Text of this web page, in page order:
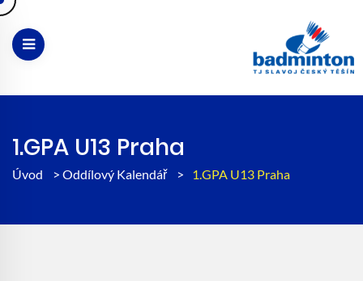
1.GPA U13 Praha
Úvod > Oddílový Kalendář > 1.GPA U13 Praha